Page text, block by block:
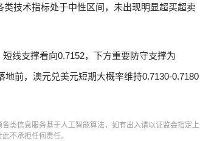
技术指标处于中性区间，未出现明显超买超卖
线支撑看向0.7152，下方重要防守支撑为
地前，澳元兑美元短期大概率维持0.7130-0.7180
类信息服务基于人工智能算法，如有出入请以证监会指定上
不承担任何责任。